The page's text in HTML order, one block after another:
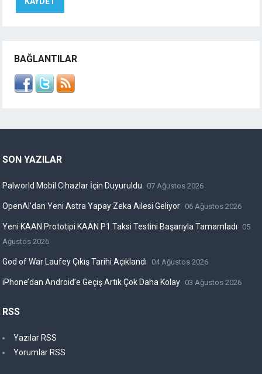
BAĞLANTILAR
SON YAZILAR
Palworld Mobil Cihazlar İçin Duyuruldu 07 Ağustos 2026
OpenAI’dan Yeni Astra Yapay Zeka Ailesi Geliyor 06 Ağustos 2026
Yeni KAAN Prototipi KAAN P1 Taksi Testini Başarıyla Tamamladı
05
Ağustos 2026
God of War Laufey Çıkış Tarihi Açıklandı 04 Ağustos 2026
iPhone’dan Android’e Geçiş Artık Çok Daha Kolay 03 Ağustos 2026
RSS
Yazılar RSS
Yorumlar RSS